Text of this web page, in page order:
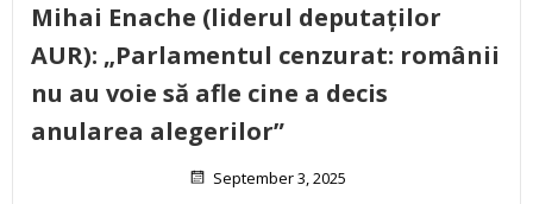
Mihai Enache (liderul deputaților
AUR): „Parlamentul cenzurat: românii
nu au voie să afle cine a decis
anularea alegerilor”
September 3, 2025